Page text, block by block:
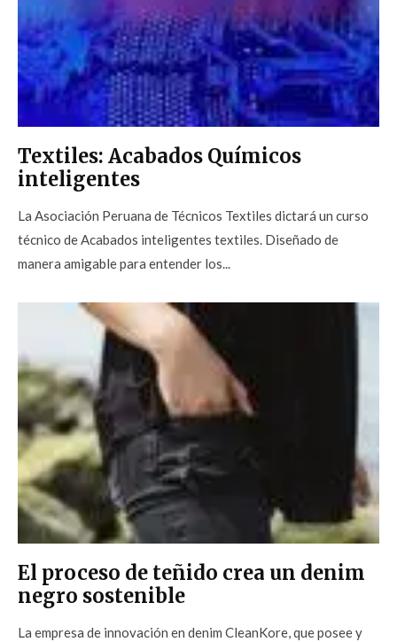
Textiles: Acabados Químicos
inteligentes
La Asociación Peruana de Técnicos Textiles dictará un curso
técnico de Acabados inteligentes textiles. Diseñado de
manera amigable para entender los...
El proceso de teñido crea un denim
negro sostenible
La empresa de innovación en denim CleanKore, que posee y